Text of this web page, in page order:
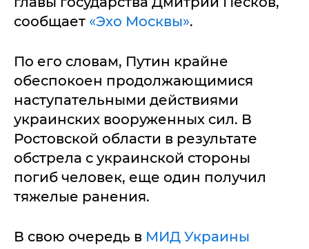
сообщает «Эхо Москвы».
По его словам, Путин крайне
обеспокоен продолжающимися
наступательными действиями
украинских вооруженных сил. В
Ростовской области в результате
обстрела с украинской стороны
погиб человек, еще один получил
тяжелые ранения.
В свою очередь в МИД Украины